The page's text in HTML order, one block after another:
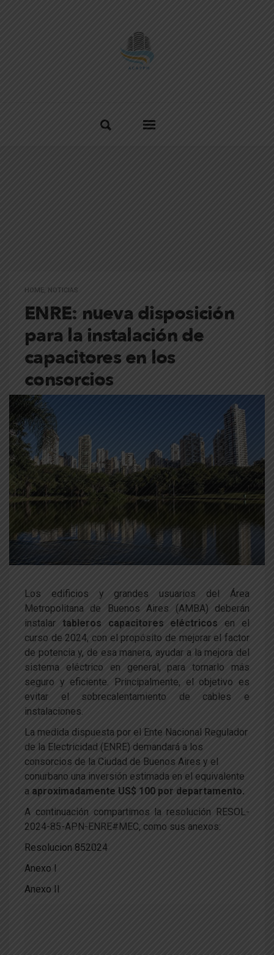
HOME NOTICIAS
ENRE: nueva disposición
para la instalación de
capacitores en los
consorcios
Los edificios y grandes usuarios del Área
Metropolitana de Buenos Aires (AMBA) deberán
instalar tableros capacitores eléctricos en el
curso de 2024, con el propósito de mejorar el factor
de potencia y, de esa manera, ayudar a la mejora del
sistema eléctrico en general, para tornarlo más
seguro y eficiente. Principalmente, el objetivo es
evitar el sobrecalentamiento de cables e
instalaciones.
La medida dispuesta por el Ente Nacional Regulador
de la Electricidad (ENRE) demandará a los
consorcios de la Ciudad de Buenos Aires y el
conurbano una inversión estimada en el equivalente
a aproximadamente US$ 100 por departamento.
A continuación compartimos la resolución RESOL-
2024-85-APN-ENRE#MEC, como sus anexos:
Resolucion 852024
Anexo I
Anexo II